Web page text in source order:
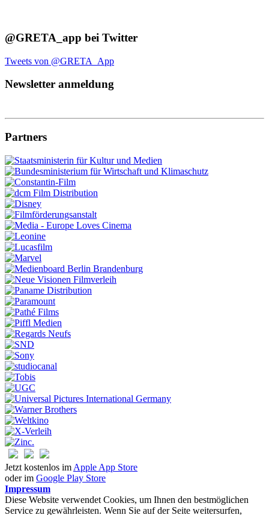
@GRETA_app bei Twitter
Tweets von @GRETA_App
Newsletter anmeldung
Partners
Jetzt kostenlos im Apple App Store
oder im Google Play Store
Impressum
Diese Website verwendet Cookies, um Ihnen den bestmöglichen
Service zu gewährleisten. Wenn Sie auf der Seite weitersurfen,